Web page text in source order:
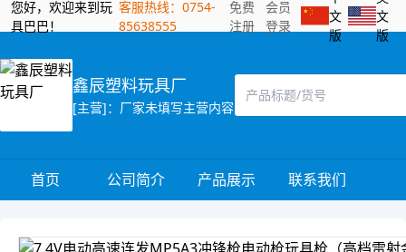
您好，欢迎来到玩
具巴巴！
客服热线：0754-
85638555
免费
注册
会员
登录
文
版
文
版
鑫辰塑料玩具厂
[主营]：厂家未填写主营内容
首页 公司简介 产品展示 联系我们